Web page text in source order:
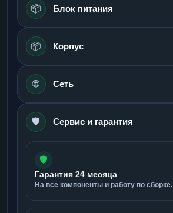
📦 Блок питания
📦 Корпус
🌐 Сеть
🛡️ Сервис и гарантия
🛡️
Гарантия 24 месяца
На все компоненты и работу по сборке.